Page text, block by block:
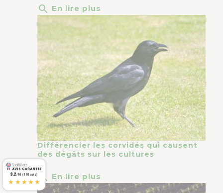
search En lire plus
Différencier les corvidés qui causent
des dégâts sur les cultures
search En lire plus
9.2/10 (170 avis)
★★★★★